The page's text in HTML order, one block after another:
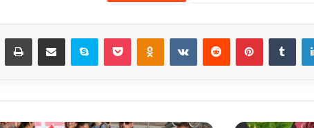
لينكدإن بينتيريست ‏VKontakte سكايب